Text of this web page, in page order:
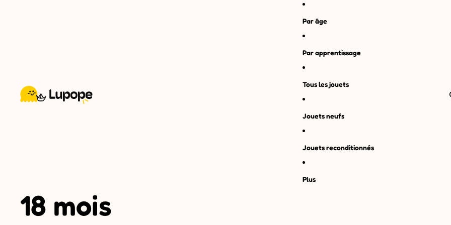
Par âge
Par apprentissage
Tous les jouets
Jouets neufs
Jouets reconditionnés
Plus
18 mois